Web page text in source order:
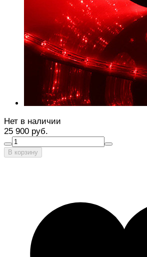
Нет в наличии
25 900 руб.
В корзину